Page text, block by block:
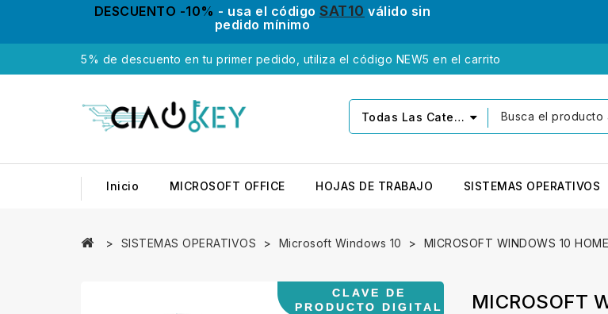
DESCUENTO -10% - usa el código SAT10 válido sin
pedido mínimo
5% de descuento en tu primer pedido, utiliza el código NEW5 en el carrito
Todas Las Categorías
Inicio MICROSOFT OFFICE HOJAS DE TRABAJO SISTEMAS OPERATIVOS
SISTEMAS OPERATIVOS Microsoft Windows 10 MICROSOFT WINDOWS 10 HOME
MICROSOFT